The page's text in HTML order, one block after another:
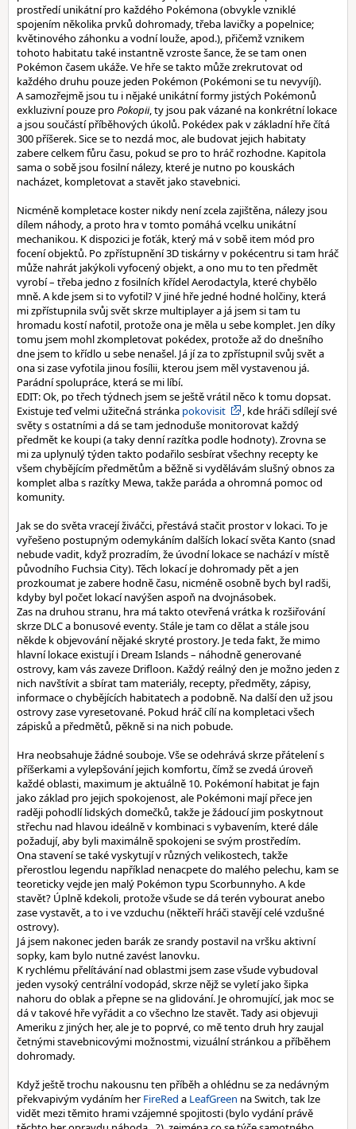
prostředí unikátní pro každého Pokémona (obvykle vzniklé
spojením několika prvků dohromady, třeba lavičky a popelnice;
květinového záhonku a vodní louže, apod.), přičemž vznikem
tohoto habitatu také instantně vzroste šance, že se tam onen
Pokémon časem ukáže. Ve hře se takto může zrekrutovat od
každého druhu pouze jeden Pokémon (Pokémoni se tu nevyvíjí).
A samozřejmě jsou tu i nějaké unikátní formy jistých Pokémonů
exkluzivní pouze proPokopii, ty jsou pak vázané na konkrétní lokace
a jsou součástí příběhových úkolů. Pokédex pak v základní hře čítá
300 příšerek. Sice se to nezdá moc, ale budovat jejich habitaty
zabere celkem fůru času, pokud se pro to hráč rozhodne. Kapitola
sama o sobě jsou fosilní nálezy, které je nutno po kouskách
nacházet, kompletovat a stavět jako stavebnici.
Nicméně kompletace koster nikdy není zcela zajištěna, nálezy jsou
dílem náhody, a proto hra v tomto pomáhá vcelku unikátní
mechanikou. K dispozici je foťák, který má v sobě item mód pro
focení objektů. Po zpřístupnění 3D tiskárny v pokécentru si tam hráč
může nahrát jakýkoli vyfocený objekt, a ono mu to ten předmět
vyrobí – třeba jedno z fosilních křídel Aerodactyla, které chybělo
mně. A kde jsem si to vyfotil? V jiné hře jedné hodné holčiny, která
mi zpřístupnila svůj svět skrze multiplayer a já jsem si tam tu
hromadu kostí nafotil, protože ona je měla u sebe komplet. Jen díky
tomu jsem mohl zkompletovat pokédex, protože až do dnešního
dne jsem to křídlo u sebe nenašel. Já jí za to zpřístupnil svůj svět a
ona si zase vyfotila jinou fosílii, kterou jsem měl vystavenou já.
Parádní spolupráce, která se mi líbí.
EDIT: Ok, po třech týdnech jsem se ještě vrátil něco k tomu dopsat.
Existuje teď velmi užitečná stránka pokovisit
, kde hráči sdílejí své
světy s ostatními a dá se tam jednoduše monitorovat každý
předmět ke koupi (a taky denní razítka podle hodnoty). Zrovna se
mi za uplynulý týden takto podařilo sesbírat všechny recepty ke
všem chybějícím předmětům a běžně si vydělávám slušný obnos za
komplet alba s razítky Mewa, takže paráda a ohromná pomoc od
komunity.
Jak se do světa vracejí živáčci, přestává stačit prostor v lokaci. To je
vyřešeno postupným odemykáním dalších lokací světa Kanto (snad
nebude vadit, když prozradím, že úvodní lokace se nachází v místě
původního Fuchsia City). Těch lokací je dohromady pět a jen
prozkoumat je zabere hodně času, nicméně osobně bych byl radši,
kdyby byl počet lokací navýšen aspoň na dvojnásobek.
Zas na druhou stranu, hra má takto otevřená vrátka k rozšiřování
skrze DLC a bonusové eventy. Stále je tam co dělat a stále jsou
někde k objevování nějaké skryté prostory. Je teda fakt, že mimo
hlavní lokace existují i Dream Islands – náhodně generované
ostrovy, kam vás zaveze Drifloon. Každý reálný den je možno jeden z
nich navštívit a sbírat tam materiály, recepty, předměty, zápisy,
informace o chybějících habitatech a podobně. Na další den už jsou
ostrovy zase vyresetované. Pokud hráč cílí na kompletaci všech
zápisků a předmětů, pěkně si na nich pobude.
Hra neobsahuje žádné souboje. Vše se odehrává skrze přátelení s
příšerkami a vylepšování jejich komfortu, čímž se zvedá úroveň
každé oblasti, maximum je aktuálně 10. Pokémoní habitat je fajn
jako základ pro jejich spokojenost, ale Pokémoni mají přece jen
raději pohodlí lidských domečků, takže je žádoucí jim poskytnout
střechu nad hlavou ideálně v kombinaci s vybavením, které dále
požadují, aby byli maximálně spokojeni se svým prostředím.
Ona stavení se také vyskytují v různých velikostech, takže
přerostlou legendu například nenacpete do malého pelechu, kam se
teoreticky vejde jen malý Pokémon typu Scorbunnyho. A kde
stavět? Úplně kdekoli, protože všude se dá terén vybourat anebo
zase vystavět, a to i ve vzduchu (někteří hráči stavějí celé vzdušné
ostrovy).
Já jsem nakonec jeden barák ze srandy postavil na vršku aktivní
sopky, kam bylo nutné zavést lanovku.
K rychlému přelítávání nad oblastmi jsem zase všude vybudoval
jeden vysoký centrální vodopád, skrze nějž se vyletí jako šipka
nahoru do oblak a přepne se na glidování. Je ohromující, jak moc se
dá v takové hře vyřádit a co všechno lze stavět. Tady asi objevuji
Ameriku z jiných her, ale je to poprvé, co mě tento druh hry zaujal
četnými stavebnicovými možnostmi, vizuální stránkou a příběhem
dohromady.
Když ještě trochu nakousnu ten příběh a ohlédnu se za nedávným
překvapivým vydáním herFireRed a LeafGreen na Switch, tak lze
vidět mezi těmito hrami vzájemné spojitosti (bylo vydání právě